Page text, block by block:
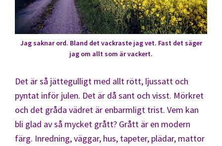
Jag saknar ord. Bland det vackraste jag vet. Fast det säger
jag om allt som är vackert.
Det är så jättegulligt med allt rött, ljussatt och
pyntat inför julen. Det är då sant och visst. Mörkret
och det gråda vädret är enbarmligt trist. Vem kan
bli glad av så mycket grått? Grått är en modern
färg. Inredning, väggar, hus, tapeter, plädar, mattor